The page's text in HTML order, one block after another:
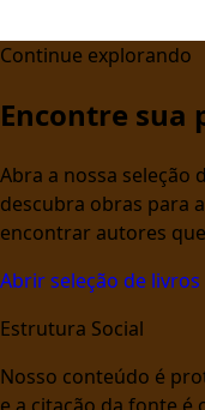
Continue explorando
Encontre
Abra a nossa seleção
descubra obras para
encontrar autores
Abrir seleção de livros
Estrutura Social
Nosso conteúdo é
e a citação da fonte é